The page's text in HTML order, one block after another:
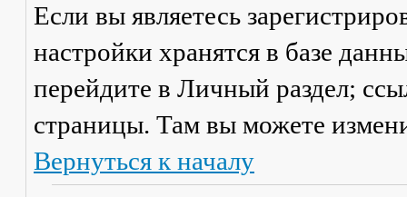
Если вы являетесь
настройки хранятся в базе
перейдите в Личный раздел;
страницы. Там вы можете
Вернуться к началу